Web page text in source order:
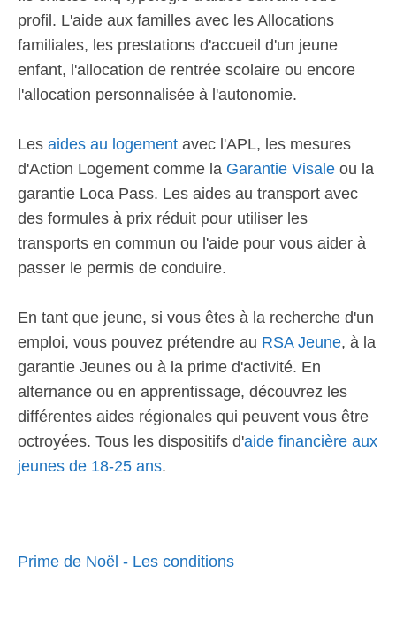
profil. L'aide aux familles avec les Allocations
familiales, les prestations d'accueil d'un jeune
enfant, l'allocation de rentrée scolaire ou encore
l'allocation personnalisée à l'autonomie.
Les aides au logement avec l'APL, les mesures
d'Action Logement comme la Garantie Visale ou la
garantie Loca Pass. Les aides au transport avec
des formules à prix réduit pour utiliser les
transports en commun ou l'aide pour vous aider à
passer le permis de conduire.
En tant que jeune, si vous êtes à la recherche d'un
emploi, vous pouvez prétendre au RSA Jeune, à la
garantie Jeunes ou à la prime d'activité. En
alternance ou en apprentissage, découvrez les
différentes aides régionales qui peuvent vous être
octroyées. Tous les dispositifs d'aide financière aux
jeunes de 18-25 ans.
Prime de Noël - Les conditions